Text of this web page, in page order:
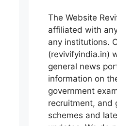
The Website
affiliated with
any institutions.
(revivifyindia.in)
general news
information on
government
recruitment, and
schemes and